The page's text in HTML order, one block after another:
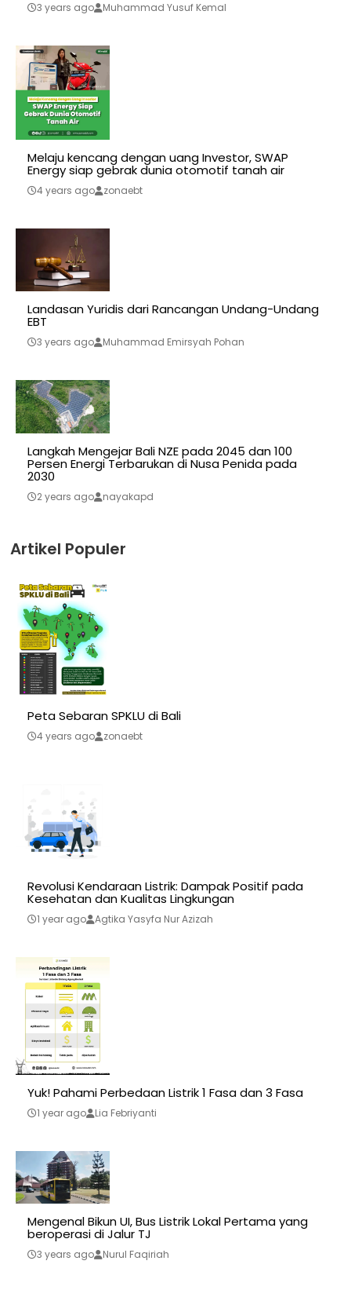
3 years ago Muhammad Yusuf Kemal
Melaju kencang dengan uang Investor, SWAP
Energy siap gebrak dunia otomotif tanah air
4 years ago zonaebt
Landasan Yuridis dari Rancangan Undang-Undang
EBT
3 years ago Muhammad Emirsyah Pohan
Langkah Mengejar Bali NZE pada 2045 dan 100
Persen Energi Terbarukan di Nusa Penida pada
2030
2 years ago nayakapd
Artikel Populer
Peta Sebaran SPKLU di Bali
4 years ago zonaebt
Revolusi Kendaraan Listrik: Dampak Positif pada
Kesehatan dan Kualitas Lingkungan
1 year ago Agtika Yasyfa Nur Azizah
Yuk! Pahami Perbedaan Listrik 1 Fasa dan 3 Fasa
1 year ago Lia Febriyanti
Mengenal Bikun UI, Bus Listrik Lokal Pertama yang
beroperasi di Jalur TJ
3 years ago Nurul Faqiriah